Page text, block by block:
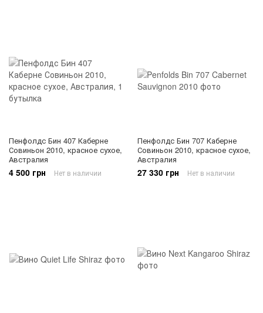
Пенфолдс Бин 407 Каберне
Совиньон 2010, красное сухое,
Австралия
4 500 грн Нет в наличии
Пенфолдс Бин 707 Каберне
Совиньон 2010, красное сухое,
Австралия
27 330 грн Нет в наличии